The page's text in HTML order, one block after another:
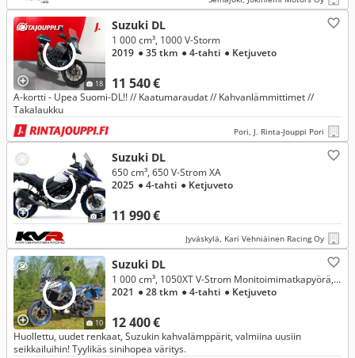
18
Suzuki DL
11 540 €
1 000 cm³, 1000 V-Storm
2019 ● 35 tkm ● 4-tahti ● Ketjuveto
A-kortti - Upea Suomi-DL!! // Kaatumaraudat // Kahvanlämmittimet //
Takalaukku
Pori, J. Rinta-Jouppi Pori
3
Suzuki DL
11 990 €
650 cm³, 650 V-Strom XA
2025 ● 4-tahti ● Ketjuveto
Jyväskylä, Kari Vehniäinen Racing Oy
10
Suzuki DL
12 400 €
1 000 cm³, 1050XT V-Strom Monitoimimatkapyörä, vakionop.säädin, uudet renkaat!
2021 ● 28 tkm ● 4-tahti ● Ketjuveto
Huollettu, uudet renkaat, Suzukin kahvalämppärit, valmiina uusiin
seikkailuihin! Tyylikäs sinihopea väritys.